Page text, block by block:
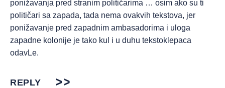
ponižavanja pred stranim političarima … osim ako su ti
političari sa zapada, tada nema ovakvih tekstova, jer
ponižavanje pred zapadnim ambasadorima i uloga
zapadne kolonije je tako kul i u duhu tekstoklepaca
odavLe.
REPLY